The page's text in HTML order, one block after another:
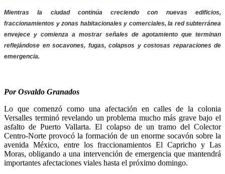
Mientras la ciudad continúa creciendo con nuevas edificios,
fraccionamientos y zonas habitacionales y comerciales, la red subterránea
envejece y comienza a mostrar señales de agotamiento que terminan
reflejándose en socavones, fugas, colapsos y costosas reparaciones de
emergencia.
Por Osvaldo Granados
Lo que comenzó como una afectación en calles de la colonia
Versalles terminó revelando un problema mucho más grave bajo el
asfalto de Puerto Vallarta. El colapso de un tramo del Colector
Centro-Norte provocó la formación de un enorme socavón sobre la
avenida México, entre los fraccionamientos El Capricho y Las
Moras, obligando a una intervención de emergencia que mantendrá
importantes afectaciones viales hasta el próximo domingo.